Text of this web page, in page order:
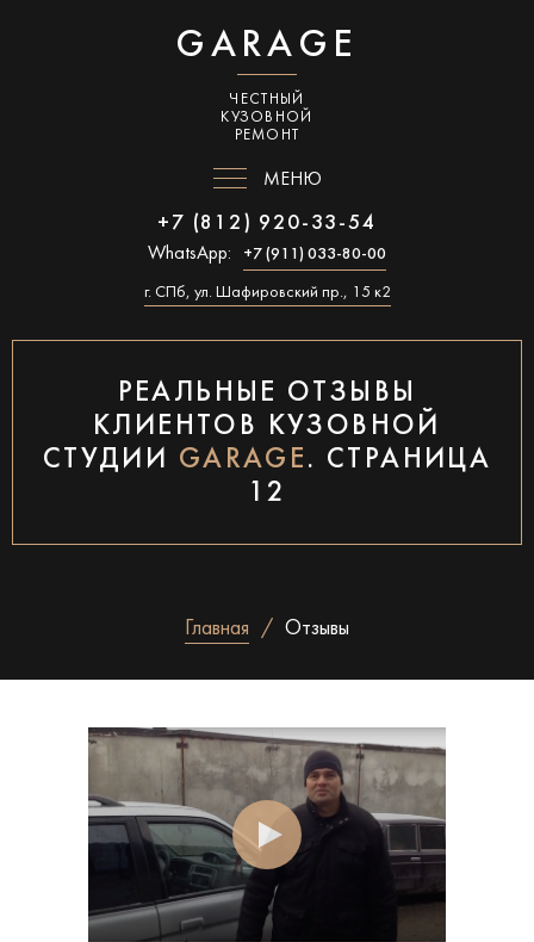
GARAGE
ЧЕСТНЫЙ
КУЗОВНОЙ
РЕМОНТ
МЕНЮ
+7 (812) 920-33-54
WhatsApp: +7 (911) 033-80-00
г. СПб, ул. Шафировский пр., 15 к2
РЕАЛЬНЫЕ ОТЗЫВЫ
КЛИЕНТОВ КУЗОВНОЙ
СТУДИИ GARAGE . СТРАНИЦА
12
Главная Отзывы